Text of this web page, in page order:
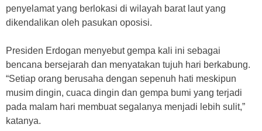
penyelamat yang berlokasi di wilayah barat laut yang
dikendalikan oleh pasukan oposisi.
Presiden Erdogan menyebut gempa kali ini sebagai
bencana bersejarah dan menyatakan tujuh hari berkabung.
“Setiap orang berusaha dengan sepenuh hati meskipun
musim dingin, cuaca dingin dan gempa bumi yang terjadi
pada malam hari membuat segalanya menjadi lebih sulit,”
katanya.